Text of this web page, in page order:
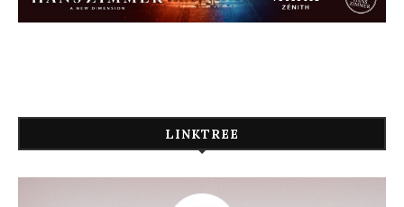
LINKTREE